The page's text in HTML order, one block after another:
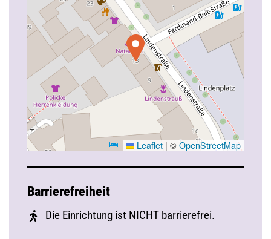
Leaflet | © OpenStreetMap
Barrierefreiheit
Die Einrichtung ist NICHT barrierefrei.